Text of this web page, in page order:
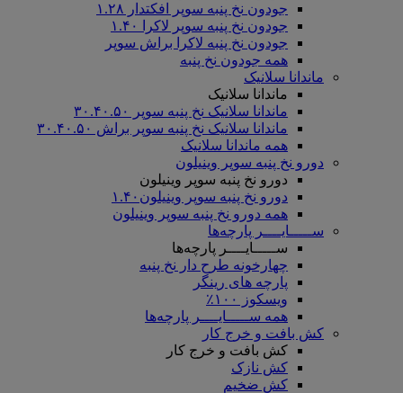
جودون نخ پنبه سوپر افکتدار ۱.۲۸
جودون نخ پنبه سوپر لاکرا ۱.۴۰
جودون نخ پنبه لاکرا براش سوپر
همه جودون نخ پنبه
ماندانا سلانیک
ماندانا سلانیک
ماندانا سلانیک نخ پنبه سوپر ۳۰.۴۰.۵۰
ماندانا سلانیک نخ پنبه سوپر براش ۳۰.۴۰.۵۰
همه ماندانا سلانیک
دورو نخ پنبه سوپر وینیلون
دورو نخ پنبه سوپر وینیلون
دورو نخ پنبه سوپر وینیلون۱.۴۰
همه دورو نخ پنبه سوپر وینیلون
ســـــایــــر پارچه‌ها
ســـــایــــر پارچه‌ها
چهارخونه طرح دار نخ پنبه
پارچه های رینگر
ویسکوز ۱۰۰٪
همه ســـــایــــر پارچه‌ها
کش بافت و خرج کار
کش بافت و خرج کار
کش نازک
کش ضخیم